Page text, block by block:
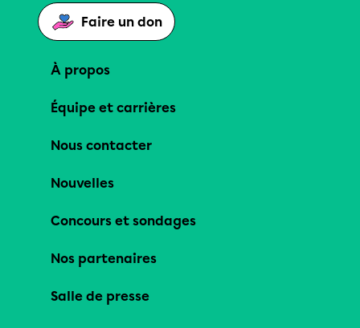
Faire un don
À propos
Équipe et carrières
Nous contacter
Nouvelles
Concours et sondages
Nos partenaires
Salle de presse